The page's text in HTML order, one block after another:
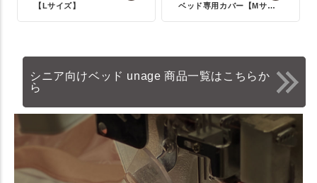
【Lサイズ】
ベッド専用カバー【Mサイ
シニア向けベッド unage 商品一覧はこちらか
ら